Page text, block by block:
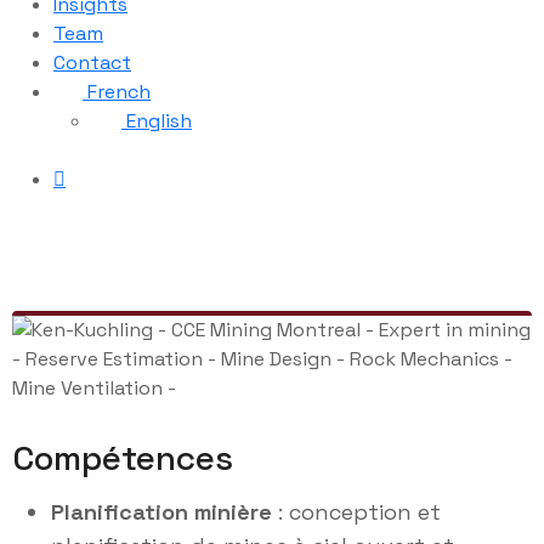
Team
Contact
French
English
Compétences
Planification minière : conception et